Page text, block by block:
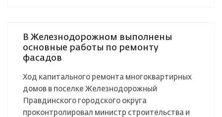
В Железнодорожном выполнены
основные работы по ремонту
фасадов
Ход капитального ремонта многоквартирных
домов в поселке Железнодорожный
Правдинского городского округа
проконтролировал министр строительства и